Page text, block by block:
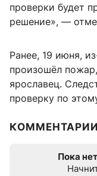
проверки будет
решение», —
Ранее, 19 июня,
произошёл
ярославец.
проверку по
КОММЕНТАРИИ
Пока